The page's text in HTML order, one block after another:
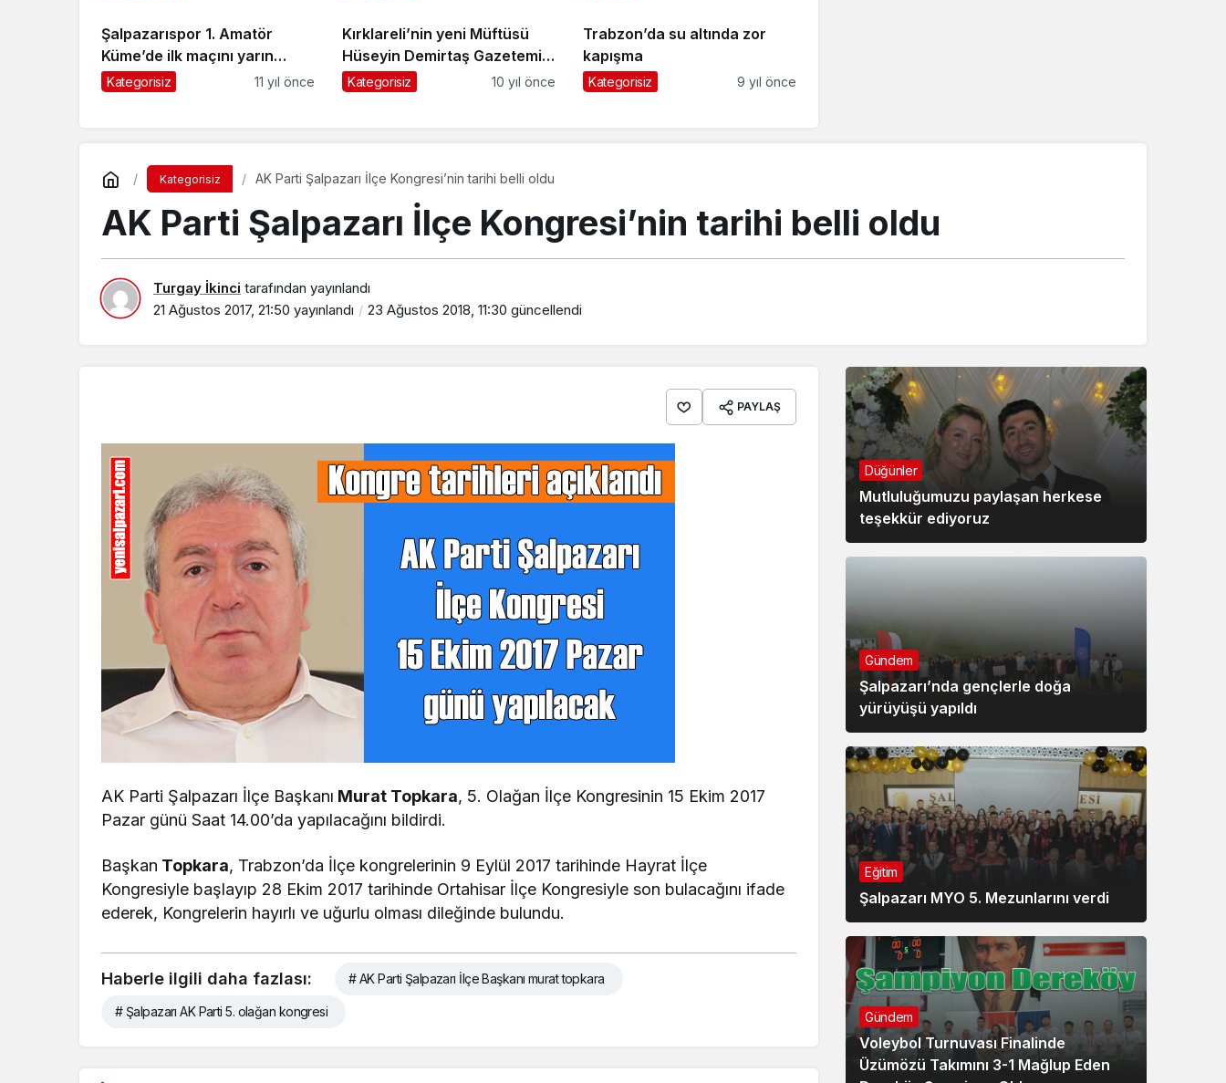
Şalpazarıspor 1. Amatör
Küme’de ilk maçını yarın
oynayacak
Kategorisiz 11 yıl önce
Kırklareli’nin yeni Müftüsü
Hüseyin Demirtaş Gazetemizi
ziyaret etti
Kategorisiz 10 yıl önce
Trabzon’da su altında zor
kapışma
Kategorisiz 9 yıl önce
Kategorisiz AK Parti Şalpazarı İlçe Kongresi’nin tarihi belli oldu
AK Parti Şalpazarı İlçe Kongresi’nin tarihi belli oldu
Turgay İkinci tarafından yayınlandı
21 Ağustos 2017, 21:50 yayınlandı 23 Ağustos 2018, 11:30 güncellendi
PAYLAŞ
AK Parti Şalpazarı İlçe Başkanı Murat Topkara, 5. Olağan İlçe Kongresinin 15 Ekim 2017
Pazar günü Saat 14.00’da yapılacağını bildirdi.
Başkan Topkara, Trabzon’da İlçe kongrelerinin 9 Eylül 2017 tarihinde Hayrat İlçe
Kongresiyle başlayıp 28 Ekim 2017 tarihinde Ortahisar İlçe Kongresiyle son bulacağını ifade
ederek, Kongrelerin hayırlı ve uğurlu olması dileğinde bulundu.
Haberle ilgili daha fazlası: # AK Parti Şalpazarı İlçe Başkanı murat topkara
# Şalpazarı AK Parti 5. olağan kongresi
Düğünler
Mutluluğumuzu paylaşan herkese
teşekkür ediyoruz
Gündem
Şalpazarı’nda gençlerle doğa
yürüyüşü yapıldı
Eğitim
Şalpazarı MYO 5. Mezunlarını verdi
Gündem
Voleybol Turnuvası Finalinde
Üzümözü Takımını 3-1 Mağlup Eden